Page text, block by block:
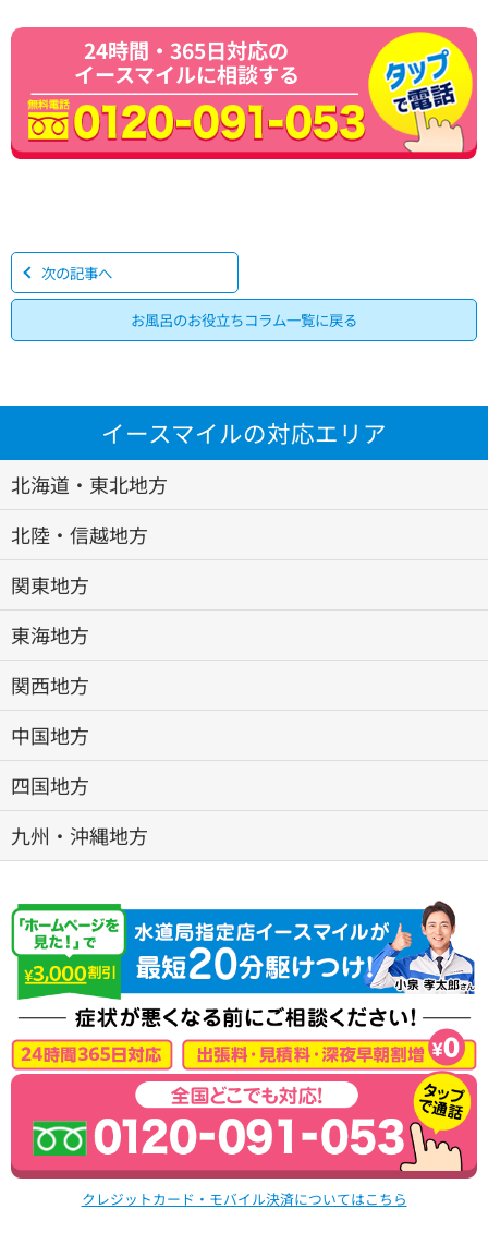
24時間・365日対応の
イースマイルに相談する
次の記事へ
お風呂のお役立ちコラム一覧に戻る
イースマイルの対応エリア
北海道・東北地方
北陸・信越地方
関東地方
東海地方
関西地方
中国地方
四国地方
九州・沖縄地方
クレジットカード・モバイル決済についてはこちら